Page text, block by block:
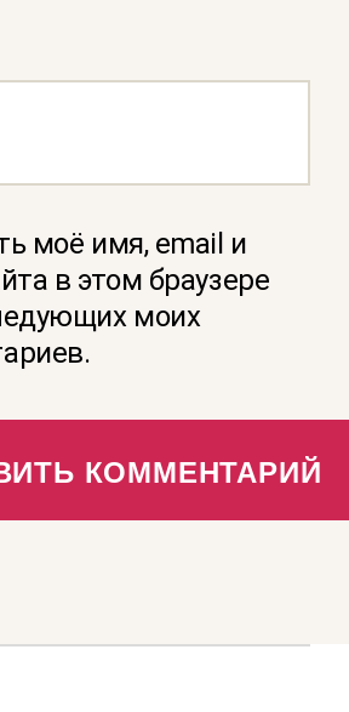
моё имя, email и
в этом браузере
моих